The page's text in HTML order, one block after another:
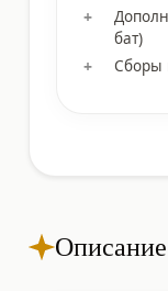
бат)
Сборы